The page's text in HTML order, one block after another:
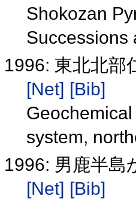
Shokozan
Successions
1996: 東北北部
[Net] [Bib]
system,
1996: 男鹿半島
[Net] [Bib]